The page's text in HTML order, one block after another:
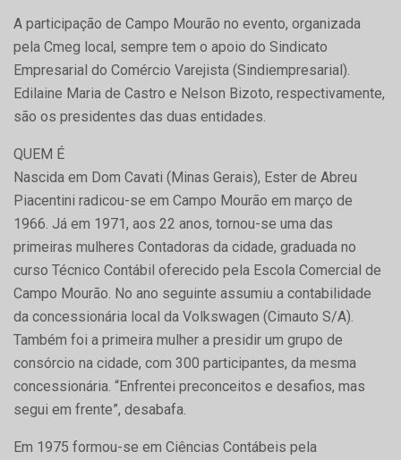
A participação de Campo Mourão no evento, organizada
pela Cmeg local, sempre tem o apoio do Sindicato
Empresarial do Comércio Varejista (Sindiempresarial).
Edilaine Maria de Castro e Nelson Bizoto, respectivamente,
são os presidentes das duas entidades.
QUEM É
Nascida em Dom Cavati (Minas Gerais), Ester de Abreu
Piacentini radicou-se em Campo Mourão em março de
1966. Já em 1971, aos 22 anos, tornou-se uma das
primeiras mulheres Contadoras da cidade, graduada no
curso Técnico Contábil oferecido pela Escola Comercial de
Campo Mourão. No ano seguinte assumiu a contabilidade
da concessionária local da Volkswagen (Cimauto S/A).
Também foi a primeira mulher a presidir um grupo de
consórcio na cidade, com 300 participantes, da mesma
concessionária. “Enfrentei preconceitos e desafios, mas
segui em frente”, desabafa.
Em 1975 formou-se em Ciências Contábeis pela